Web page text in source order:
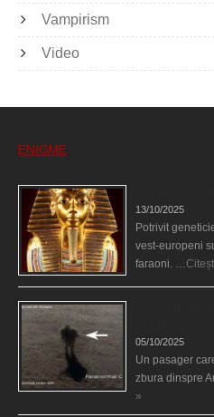
Vampirism
Video
ENIGME
13/10/2025
Potrivit
vest-europeni
faraoni. …
05/10/2025
Un pasager
zbura dinspre
»